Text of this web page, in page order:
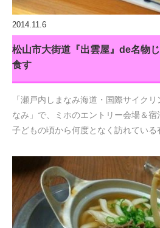
2014.11.6
松山市大街道『出雲屋』de名物
食す
「瀬戸内しまなみ海道・国際サイク
なみ」で、ミホのエントリー会場＆宿
子どもの頃から何度となく訪れている